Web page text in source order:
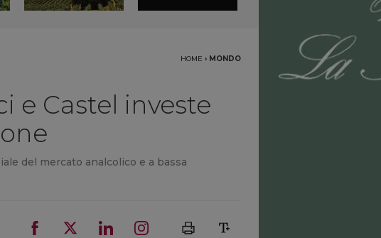
HOME › MONDO
e Castel investe
del mercato analcolico e a bassa